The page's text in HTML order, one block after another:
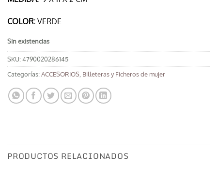
COLOR: VERDE
Sin existencias
SKU:4790020286145
Categorías:ACCESORIOS Billeteras y Ficheros de mujer
PRODUCTOS RELACIONADOS